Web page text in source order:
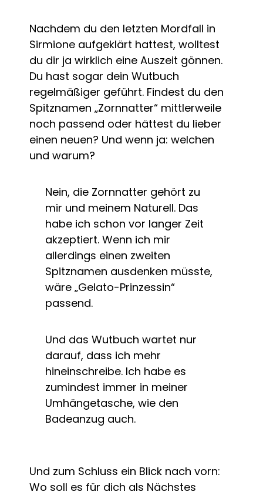
Nachdem du den letzten Mordfall in
Sirmione aufgeklärt hattest, wolltest
du dir ja wirklich eine Auszeit gönnen.
Du hast sogar dein Wutbuch
regelmäßiger geführt. Findest du den
Spitznamen „Zornnatter“ mittlerweile
noch passend oder hättest du lieber
einen neuen? Und wenn ja: welchen
und warum?
Nein, die Zornnatter gehört zu
mir und meinem Naturell. Das
habe ich schon vor langer Zeit
akzeptiert. Wenn ich mir
allerdings einen zweiten
Spitznamen ausdenken müsste,
wäre „Gelato-Prinzessin“
passend.
Und das Wutbuch wartet nur
darauf, dass ich mehr
hineinschreibe. Ich habe es
zumindest immer in meiner
Umhängetasche, wie den
Badeanzug auch.
Und zum Schluss ein Blick nach vorn:
Wo soll es für dich als Nächstes